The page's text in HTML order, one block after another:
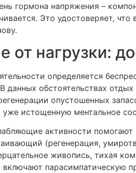
гормона напряжения –
Это удостоверяет,
от нагрузки:
определяется
В данных обстоятельствах
опустошенных
истощенную ментальное
активности помогают
(регенерация,
живопись, тихая
парасимпатическую